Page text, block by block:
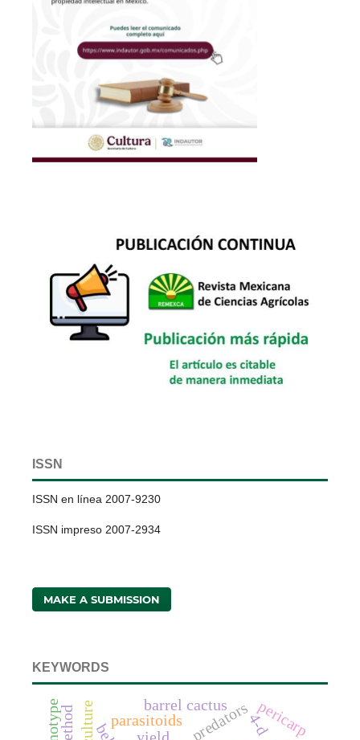
ISSN
ISSN en línea 2007-9230
ISSN impreso 2007-2934
MAKE A SUBMISSION
KEYWORDS
predators
parasitoids pericarp
barrel cactus
4-d